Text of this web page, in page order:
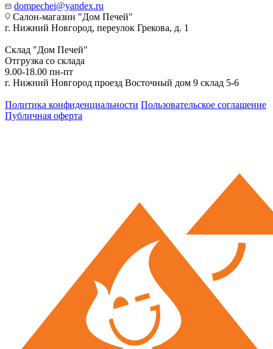
dompechei@yandex.ru
Салон-магазин "Дом Печей"
г. Нижний Новгород, переулок Грекова, д. 1
Склад "Дом Печей"
Отгрузка со склада
9.00-18.00 пн-пт
г. Нижний Новгород проезд Восточный дом 9 склад 5-6
Политика конфиденциальности Пользовательское соглашение
Публичная оферта